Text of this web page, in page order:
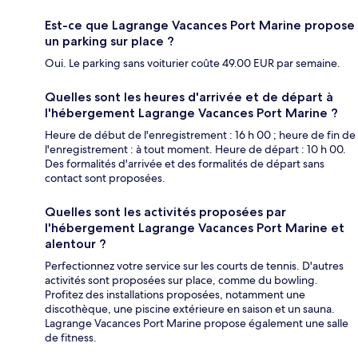
Est-ce que Lagrange Vacances Port Marine propose
un parking sur place ?
Oui. Le parking sans voiturier coûte 49.00 EUR par semaine.
Quelles sont les heures d'arrivée et de départ à
l'hébergement Lagrange Vacances Port Marine ?
Heure de début de l'enregistrement : 16 h 00 ; heure de fin de
l'enregistrement : à tout moment. Heure de départ : 10 h 00.
Des formalités d'arrivée et des formalités de départ sans
contact sont proposées.
Quelles sont les activités proposées par
l'hébergement Lagrange Vacances Port Marine et
alentour ?
Perfectionnez votre service sur les courts de tennis. D'autres
activités sont proposées sur place, comme du bowling.
Profitez des installations proposées, notamment une
discothèque, une piscine extérieure en saison et un sauna.
Lagrange Vacances Port Marine propose également une salle
de fitness.